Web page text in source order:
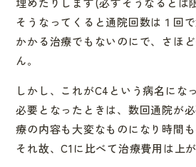
そうなってくると通院回数は１回
かかる治療でもないのにで、さほ
ん。
しかし、これがC4という病名にな
必要となったときは、数回通院が
療の内容も大変なものになり時間
それ故、C1に比べて治療費用 は上